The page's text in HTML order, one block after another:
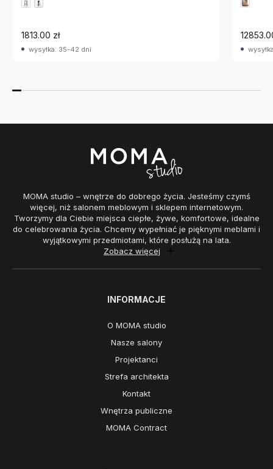
1813.00 zł
wysyłka: 35-42 dni
MOMA studio – wnętrze do dobrego życia. Jesteśmy czymś
więcej, niż salonem meblowym i sklepem internetowym.
Tworzymy dla Ciebie miejsca ciepłe, żywe, komfortowe, idealne
do celebrowania życia. Chcemy wypełniać je pięknymi meblami i
wyjątkowymi przedmiotami, które posłużą na lata.
Zobacz więcej
INFORMACJE
O MOMA studio
Nasze salony
Projektanci
Strefa architekta
Kontakt
Wnętrza publiczne
MOMA Contract